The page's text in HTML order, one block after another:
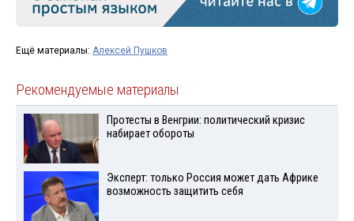
Ещё материалы: Алексей Пушков
Рекомендуемые материалы
Протесты в Венгрии: политический кризис
набирает обороты
Эксперт: только Россия может дать Африке
возможность защитить себя